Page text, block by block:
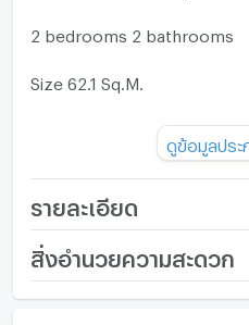
2 bedrooms 2 bathrooms
Size 62.1 Sq.M.
Fully furnished and electric
Facilities:
Swimming Pool
The security guard and
ดูข้อมูลประ
รายละเอียด
ชื่อโครงการ
สิ่งอำนวยความสะดวก
ภายในห้อง ภายในโ